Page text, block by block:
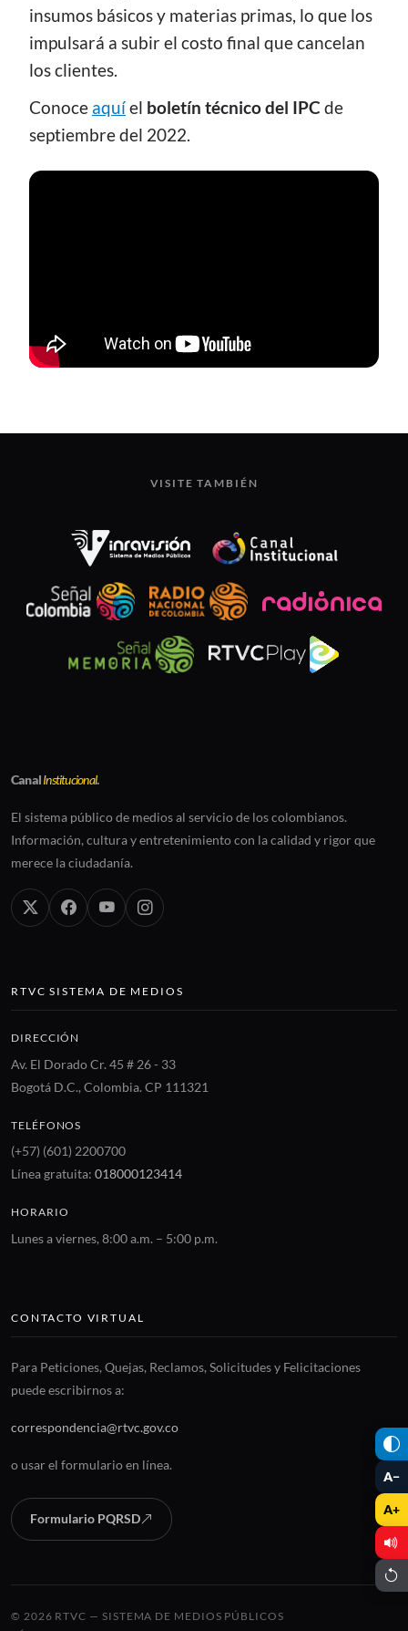
A−
A+
insumos básicos y materias primas, lo que los
impulsará a subir el costo final que cancelan
los clientes.
Conoce aquíel boletín técnico del IPC de
septiembre del 2022.
VISITE TAMBIÉN
CanalInstitucional.
El sistema público de medios al servicio de los colombianos.
Información, cultura y entretenimiento con la calidad y rigor que
merece la ciudadanía.
RTVC SISTEMA DE MEDIOS
DIRECCIÓN
Av. El Dorado Cr. 45 # 26 - 33
Bogotá D.C., Colombia. CP 111321
TELÉFONOS
(+57) (601) 2200700
Línea gratuita: 018000123414
HORARIO
Lunes a viernes, 8:00 a.m. – 5:00 p.m.
CONTACTO VIRTUAL
Para Peticiones, Quejas, Reclamos, Solicitudes y Felicitaciones
puede escribirnos a:
correspondencia@rtvc.gov.co
o usar el formulario en línea.
Formulario PQRSD
© 2026 RTVC — SISTEMA DE MEDIOS PÚBLICOS